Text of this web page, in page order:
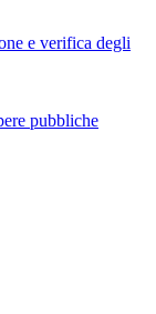
e verifica degli
pubbliche